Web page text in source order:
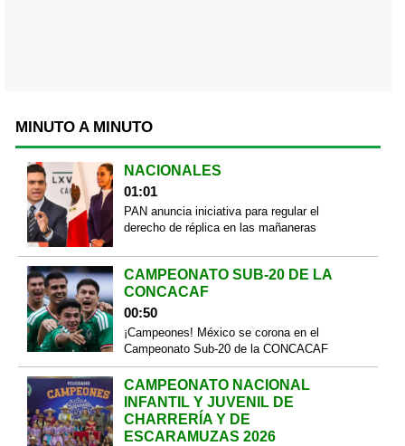
MINUTO A MINUTO
NACIONALES
01:01
PAN anuncia iniciativa para regular el
derecho de réplica en las mañaneras
CAMPEONATO SUB-20 DE LA
CONCACAF
00:50
¡Campeones! México se corona en el
Campeonato Sub-20 de la CONCACAF
CAMPEONATO NACIONAL
INFANTIL Y JUVENIL DE
CHARRERÍA Y DE
ESCARAMUZAS 2026